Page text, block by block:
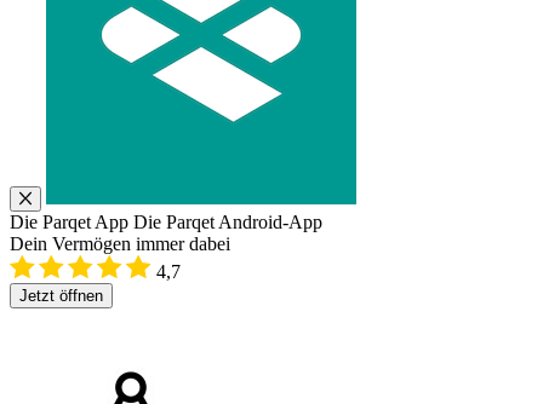
Die Parqet App Die Parqet Android-App
Dein Vermögen immer dabei
4,7
Jetzt öffnen